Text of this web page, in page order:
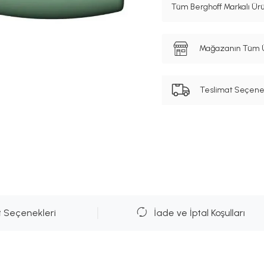
Tüm Berghoff Markalı
Mağazanın Tüm
Teslimat
Seçenekleri İade ve İptal Koşulları